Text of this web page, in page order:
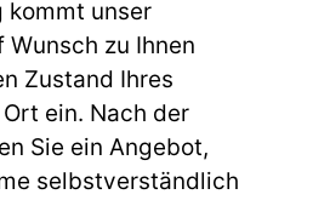
kommt unser
zu Ihnen
Zustand Ihres
ein. Nach der
Sie ein Angebot,
selbstverständlich